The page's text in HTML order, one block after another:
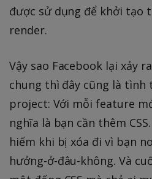
được sử dụng để khởi tạo
render.
Vậy sao Facebook lại xảy
chung thì đây cũng là tình
project: Với mỗi feature
nghĩa là bạn cần thêm
hiếm khi bị xóa đi vì bạn
hưởng-ở-đâu-không. Và